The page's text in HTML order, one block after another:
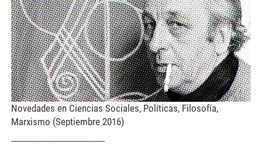
Novedades en Ciencias Sociales, Políticas, Filosofía,
Marxismo (Septiembre 2016)
----------------------------------------